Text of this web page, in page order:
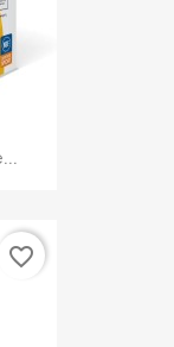
favorite_border